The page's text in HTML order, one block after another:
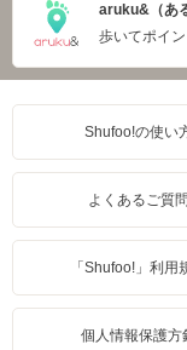
aruku&（あ
歩いてポイ
Shufoo!の使い
よくあるご質問
「Shufoo!」利用
個人情報保護方